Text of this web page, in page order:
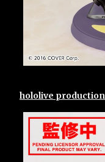
hololive